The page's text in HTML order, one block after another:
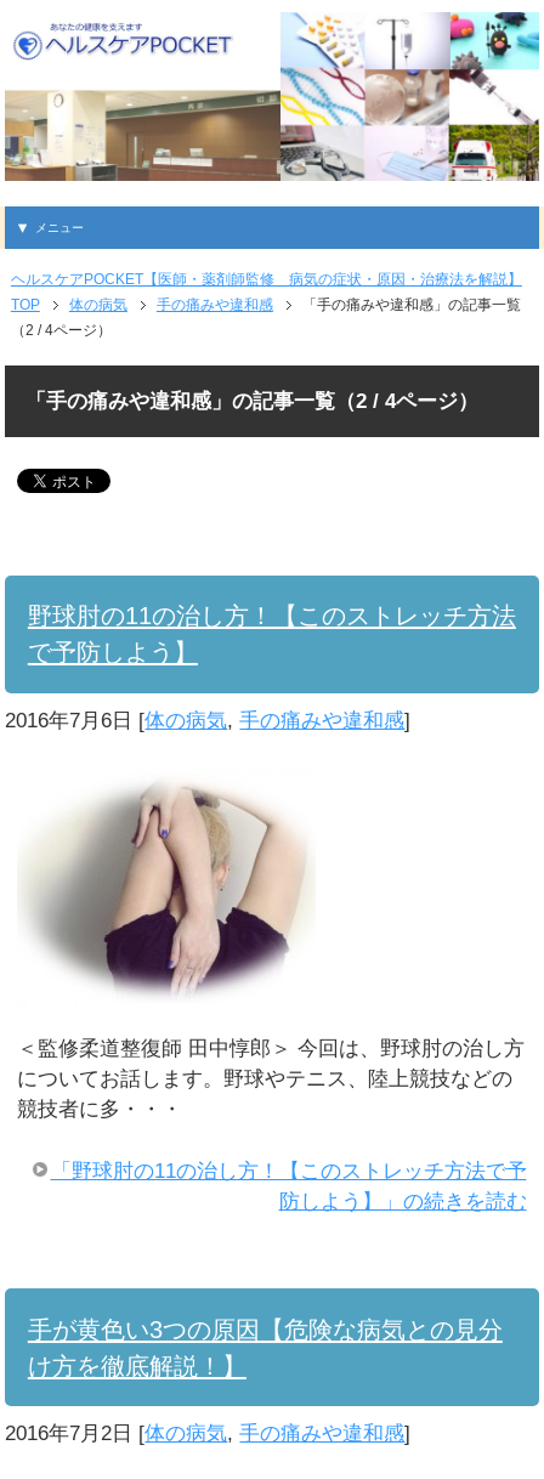
メニュー
ヘルスケアPOCKET【医師・薬剤師監修 病気の症状・原因・治療法を解説】
TOP
体の病気 手の痛みや違和感
「手の痛みや違和感」の記事一覧
（2 / 4ページ）
「手の痛みや違和感」の記事一覧（2 / 4ページ）
野球肘の11の治し方！【このストレッチ方法
で予防しよう】
2016年7月6日 [体の病気,手の痛みや違和感]
＜監修柔道整復師 田中惇郎＞ 今回は、野球肘の治し方
についてお話します。野球やテニス、陸上競技などの
競技者に多・・・
「野球肘の11の治し方！【このストレッチ方法で予
防しよう】」の続きを読む
手が黄色い3つの原因【危険な病気との見分
け方を徹底解説！】
2016年7月2日 [体の病気,手の痛みや違和感]